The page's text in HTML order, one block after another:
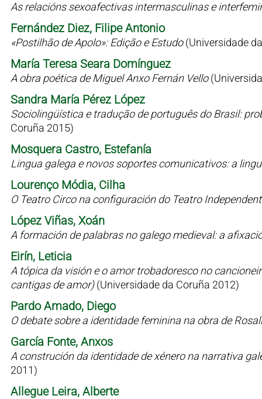
As relacións sexoafectivas intermasculinas e
Fernández Diez, Filipe Antonio
«Postilhão de Apolo»: Edição e Estudo(Universidade
María Teresa Seara Domínguez
A obra poética de Miguel Anxo Fernán Vello
Sandra María Pérez López
Sociolingüística e tradução de português do Brasil:
Coruña 2015)
Mosquera Castro, Estefanía
Lingua galega e novos soportes comunicativos: a
Lourenço Módia, Cilha
O Teatro Circo na configuración do Teatro
López Viñas, Xoán
A formación de palabras no galego medieval: a
Eirín, Leticia
A tópica da visión e o amor trobadoresco no
cantigas de amor)(Universidade da Coruña 2012)
Pardo Amado, Diego
O debate sobre a identidade feminina na obra de
García Fonte, Anxos
A construción da identidade de xénero na narrativa
2011)
Allegue Leira, Alberte